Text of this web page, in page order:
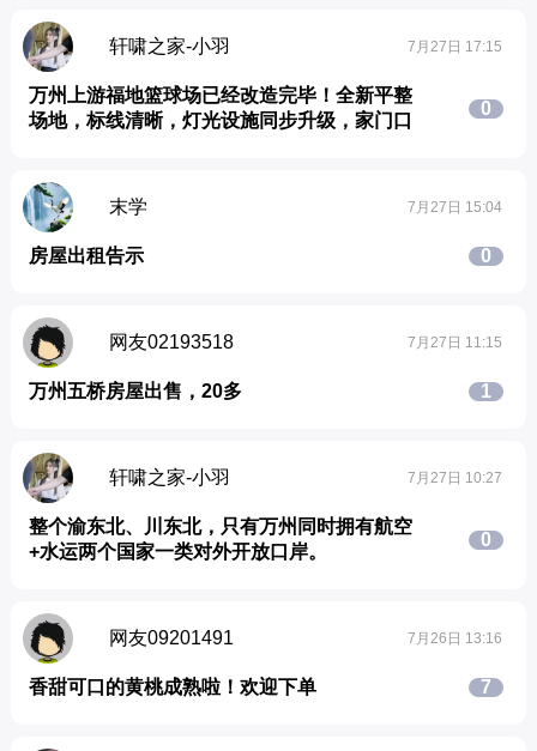
轩啸之家-小羽 7月27日 17:15
万州上游福地篮球场已经改造完毕！全新平整
场地，标线清晰，灯光设施同步升级，家门口
0
末学 7月27日 15:04
房屋出租告示 0
网友02193518 7月27日 11:15
万州五桥房屋出售，20多 1
轩啸之家-小羽 7月27日 10:27
整个渝东北、川东北，只有万州同时拥有航空
+水运两个国家一类对外开放口岸。
0
网友09201491 7月26日 13:16
香甜可口的黄桃成熟啦！欢迎下单 7